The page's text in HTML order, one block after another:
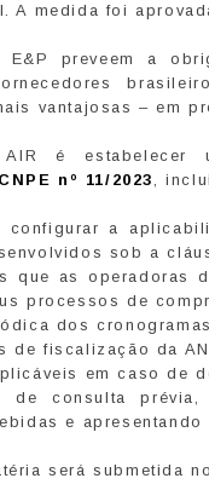
A medida foi
preveem a
vantajosas – em
é estabelecer
nº 11/2023,
a
sob a
que as operadoras
processos de
dos
de fiscalização da
em caso de
consulta prévia,
e
será submetida